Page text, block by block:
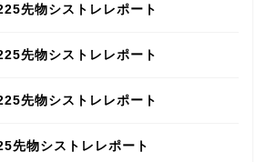
先物シストレレポート
先物シストレレポート
先物シストレレポート
先物シストレレポート